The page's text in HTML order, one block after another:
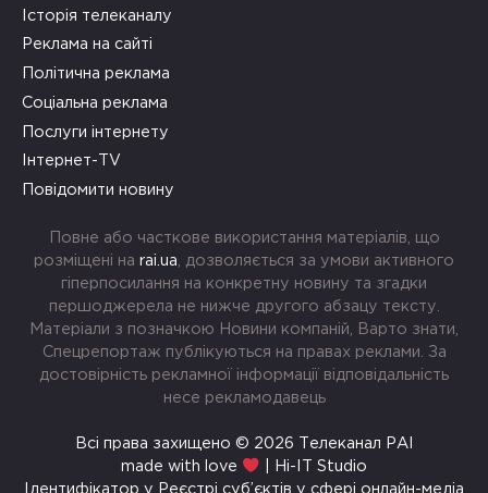
Історія телеканалу
Реклама на сайті
Політична реклама
Соціальна реклама
Послуги інтернету
Інтернет-TV
Повідомити новину
Повне або часткове використання матеріалів, що
розміщені на rai.ua , дозволяється за умови активного
гіперпосилання на конкретну новину та згадки
першоджерела не нижче другого абзацу тексту.
Матеріали з позначкою Новини компаній, Варто знати,
Спецрепортаж публікуються на правах реклами. За
достовірність рекламної інформації відповідальність
несе рекламодавець
Всі права захищено © 2026 Телеканал РАІ
made with love
| Hi-IT Studio
Ідентифікатор у Реєстрі суб’єктів у сфері онлайн-медіа